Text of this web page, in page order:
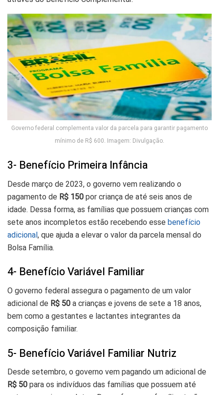
Governo federal complementa valor da parcela para garantir pagamento
mínimo de R$ 600. Imagem: Divulgação.
3- Benefício Primeira Infância
Desde março de 2023, o governo vem realizando o
pagamento de R$ 150 por criança de até seis anos de
idade. Dessa forma, as famílias que possuem crianças com
sete anos incompletos estão recebendo esse benefício
adicional, que ajuda a elevar o valor da parcela mensal do
Bolsa Família.
4- Benefício Variável Familiar
O governo federal assegura o pagamento de um valor
adicional de R$ 50 a crianças e jovens de sete a 18 anos,
bem como a gestantes e lactantes integrantes da
composição familiar.
5- Benefício Variável Familiar Nutriz
Desde setembro, o governo vem pagando um adicional de
R$ 50 para os indivíduos das famílias que possuem até